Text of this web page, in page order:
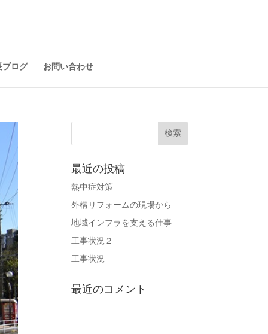
ブログ お問い合わせ
最近の投稿
熱中症対策
外構リフォームの現場から
地域インフラを支える仕事
工事状況２
工事状況
最近のコメント